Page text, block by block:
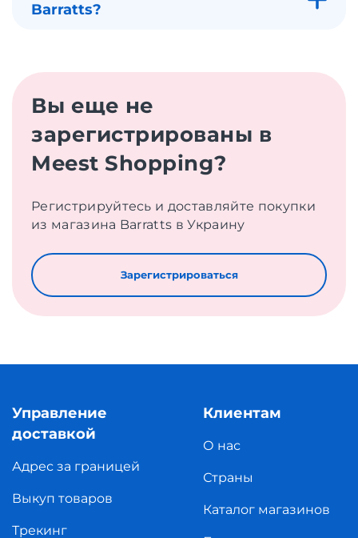
Barratts?
Вы еще не
зарегистрированы в
Meest Shopping?
Регистрируйтесь и доставляйте покупки
из магазина Barratts в Украину
Зарегистрироваться
Управление
доставкой
Адрес за границей
Выкуп товаров
Трекинг
Клиентам
О нас
Страны
Каталог магазинов